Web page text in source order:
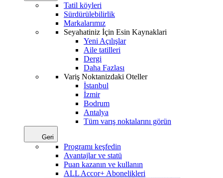
Tatil köyleri
Sürdürülebilirlik
Markalarımız
Seyahatiniz İçin Esin Kaynaklari
Yeni Açılışlar
Aile tatilleri
Dergi
Daha Fazlası
Variş Noktanizdaki Oteller
İstanbul
İzmir
Bodrum
Antalya
Tüm varış noktalarını görün
Geri
Programı keşfedin
Avantajlar ve statü
Puan kazanın ve kullanın
ALL Accor+ Abonelikleri